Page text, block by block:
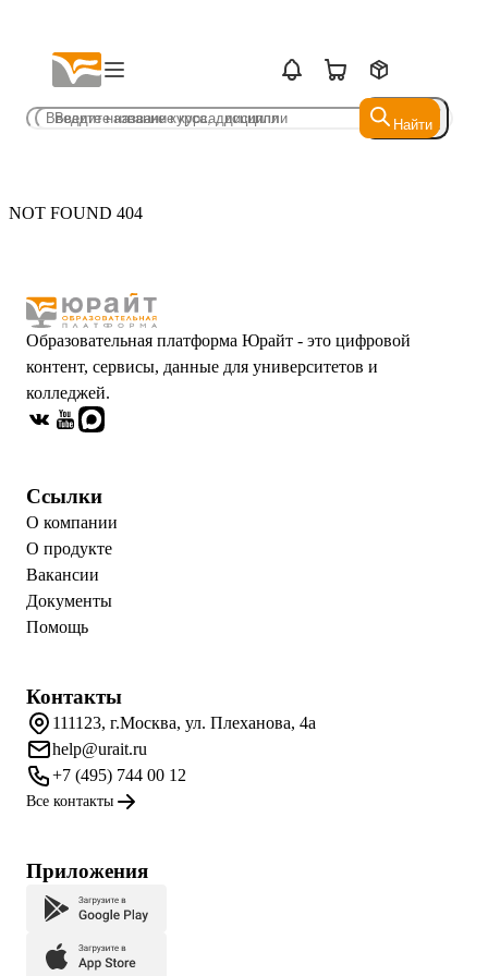
Найти
Найти
NOT FOUND 404
Образовательная платформа Юрайт - это цифровой
контент, сервисы, данные для университетов и
колледжей.
Ссылки
О компании
О продукте
Вакансии
Документы
Помощь
Контакты
111123, г.Москва, ул. Плеханова, 4а
help@urait.ru
+7 (495) 744 00 12
Все контакты
Приложения